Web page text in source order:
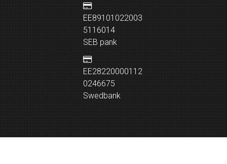
EE89101022003
5116014
SEB pank
EE28220000112
0246675
Swedbank